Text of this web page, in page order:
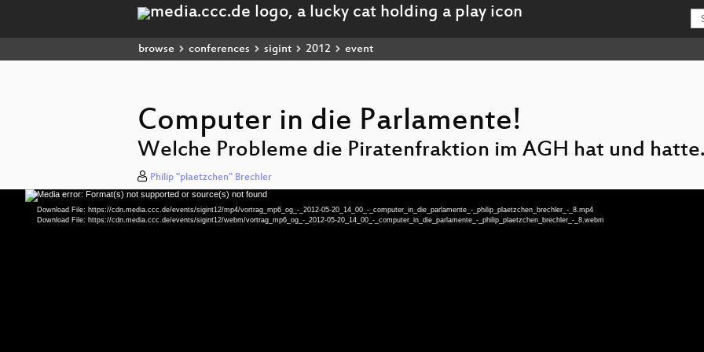
browse conferences sigint 2012 event
Computer in die Parlamente!
Welche Probleme die Piratenfraktion im AGH hat und
Philip "plaetzchen" Brechler
Video
Player
Media error: Format(s) not supported or source(s) not found
Download File: https://cdn.media.ccc.de/events/sigint12/mp4/vortrag_mp6_og_-_2012-05-20_14_00_-_computer_in_die_parlamente_-_philip_plaetzchen_brechler_-_8.mp4
Download File: https://cdn.media.ccc.de/events/sigint12/webm/vortrag_mp6_og_-_2012-05-20_14_00_-_computer_in_die_parlamente_-_philip_plaetzchen_brechler_-_8.webm